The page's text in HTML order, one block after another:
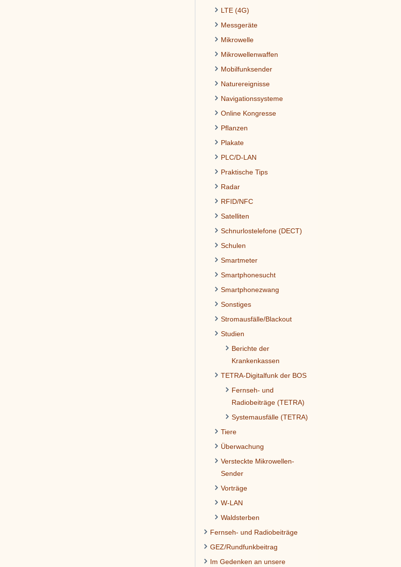
LTE (4G)
Messgeräte
Mikrowelle
Mikrowellenwaffen
Mobilfunksender
Naturereignisse
Navigationssysteme
Online Kongresse
Pflanzen
Plakate
PLC/D-LAN
Praktische Tips
Radar
RFID/NFC
Satelliten
Schnurlostelefone (DECT)
Schulen
Smartmeter
Smartphonesucht
Smartphonezwang
Sonstiges
Stromausfälle/Blackout
Studien
Berichte der
Krankenkassen
TETRA-Digitalfunk der BOS
Fernseh- und
Radiobeiträge (TETRA)
Systemausfälle (TETRA)
Tiere
Überwachung
Versteckte Mikrowellen-
Sender
Vorträge
W-LAN
Waldsterben
Fernseh- und Radiobeiträge
GEZ/Rundfunkbeitrag
Im Gedenken an unsere